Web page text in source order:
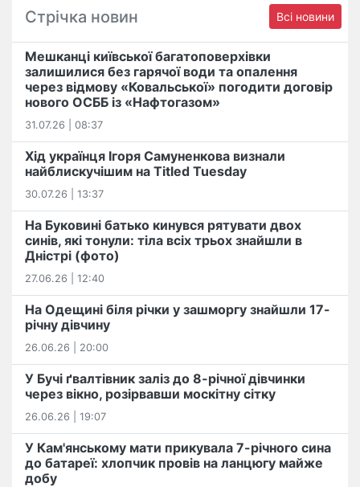
Стрічка новин Всі новини
Мешканці київської багатоповерхівки
залишилися без гарячої води та опалення
через відмову «Ковальської» погодити договір
нового ОСББ із «Нафтогазом»
31.07.26 | 08:37
Хід українця Ігоря Самуненкова визнали
найблискучішим на Titled Tuesday
30.07.26 | 13:37
На Буковині батько кинувся рятувати двох
синів, які тонули: тіла всіх трьох знайшли в
Дністрі (фото)
27.06.26 | 12:40
На Одещині біля річки у зашморгу знайшли 17-
річну дівчину
26.06.26 | 20:00
У Бучі ґвалтівник заліз до 8-річної дівчинки
через вікно, розірвавши москітну сітку
26.06.26 | 19:07
У Кам'янському мати прикувала 7-річного сина
до батареї: хлопчик провів на ланцюгу майже
добу